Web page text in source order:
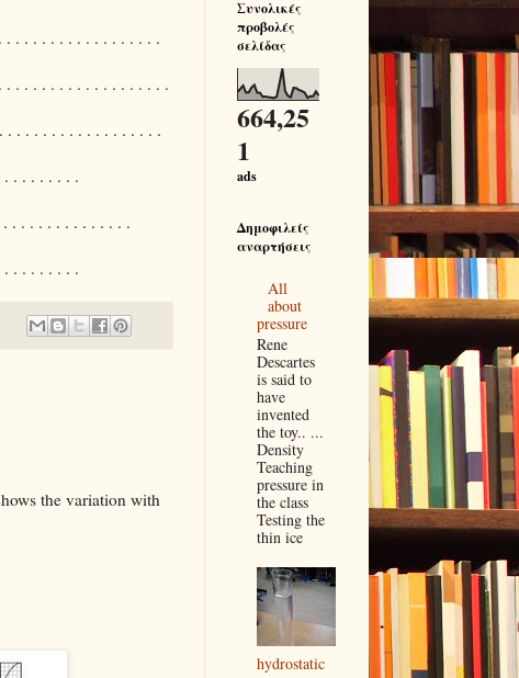
. . . . . . . . . . . . . . . . .
. . . . . . . . . . . . . . . . . .
. . . . . . . . . . . . . . . . . .
. . . . . . . .
. . . . . . . . . . . . . .
. . . . . . . .
the variation with
Συνολικές
προβολές
σελίδας
664,25
1
ads
Δημοφιλείς
αναρτήσεις
All
about
pressure
Rene
Descartes
is said to
have
invented
the toy.. ...
Density
Teaching
pressure in
the class
Testing the
thin ice
hydrostatic